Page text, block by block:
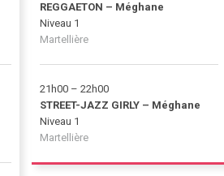
REGGAETON – Méghane
Niveau 1
Martellière
21h00 – 22h00
STREET-JAZZ GIRLY – Méghane
Niveau 1
Martellière